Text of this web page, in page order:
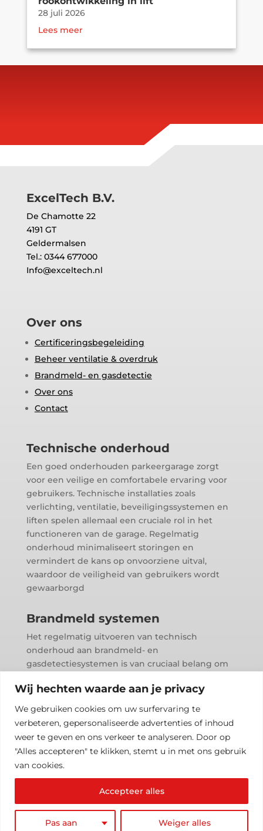
Wij hechten waarde aan je privacy
We gebruiken cookies om uw surfervaring te
verbeteren, gepersonaliseerde advertenties of inhoud
weer te geven en ons verkeer te analyseren. Door op
"Alles accepteren" te klikken, stemt u in met ons gebruik
van cookies.
Pas aan Weiger alles
Accepteer alles
28 juli 2026
Lees meer
Brand in parkeergarage zorgt voor
ontruiming van kantoorgebouw in
Amsterdam
ExcelTech B.V.
De Chamotte 22
4191 GT
Geldermalsen
Tel.: 0344 677000
Info@exceltech.nl
Over ons
Certificeringsbegeleiding
Beheer ventilatie & overdruk
Brandmeld- en gasdetectie
Over ons
Contact
Technische onderhoud
Een goed onderhouden parkeergarage zorgt
voor een veilige en comfortabele ervaring voor
gebruikers. Technische installaties zoals
verlichting, ventilatie, beveiligingssystemen en
liften spelen allemaal een cruciale rol in het
functioneren van de garage. Regelmatig
onderhoud minimaliseert storingen en
vermindert de kans op onvoorziene uitval,
waardoor de veiligheid van gebruikers wordt
gewaarborgd
Brandmeld systemen
Het regelmatig uitvoeren van technisch
onderhoud aan brandmeld- en
gasdetectiesystemen is van cruciaal belang om
gebruik in geval van een noodsituatie.
Onderhoudswerkzaamheden helpen bij het
identificeren en oplossen van mogelijke
problemen voordat ze leiden tot storingen of
valse alarmen.
© 2023 ExcelTech B.V. | TEL: 0344 677000 |